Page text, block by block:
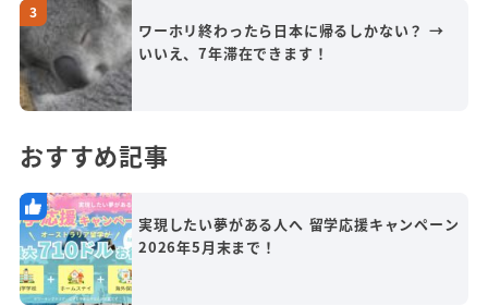
ワーホリ終わったら日本に帰るしかない？ →
いいえ、7年滞在できます！
おすすめ記事
実現したい夢がある人へ 留学応援キャンペーン
2026年5月末まで！